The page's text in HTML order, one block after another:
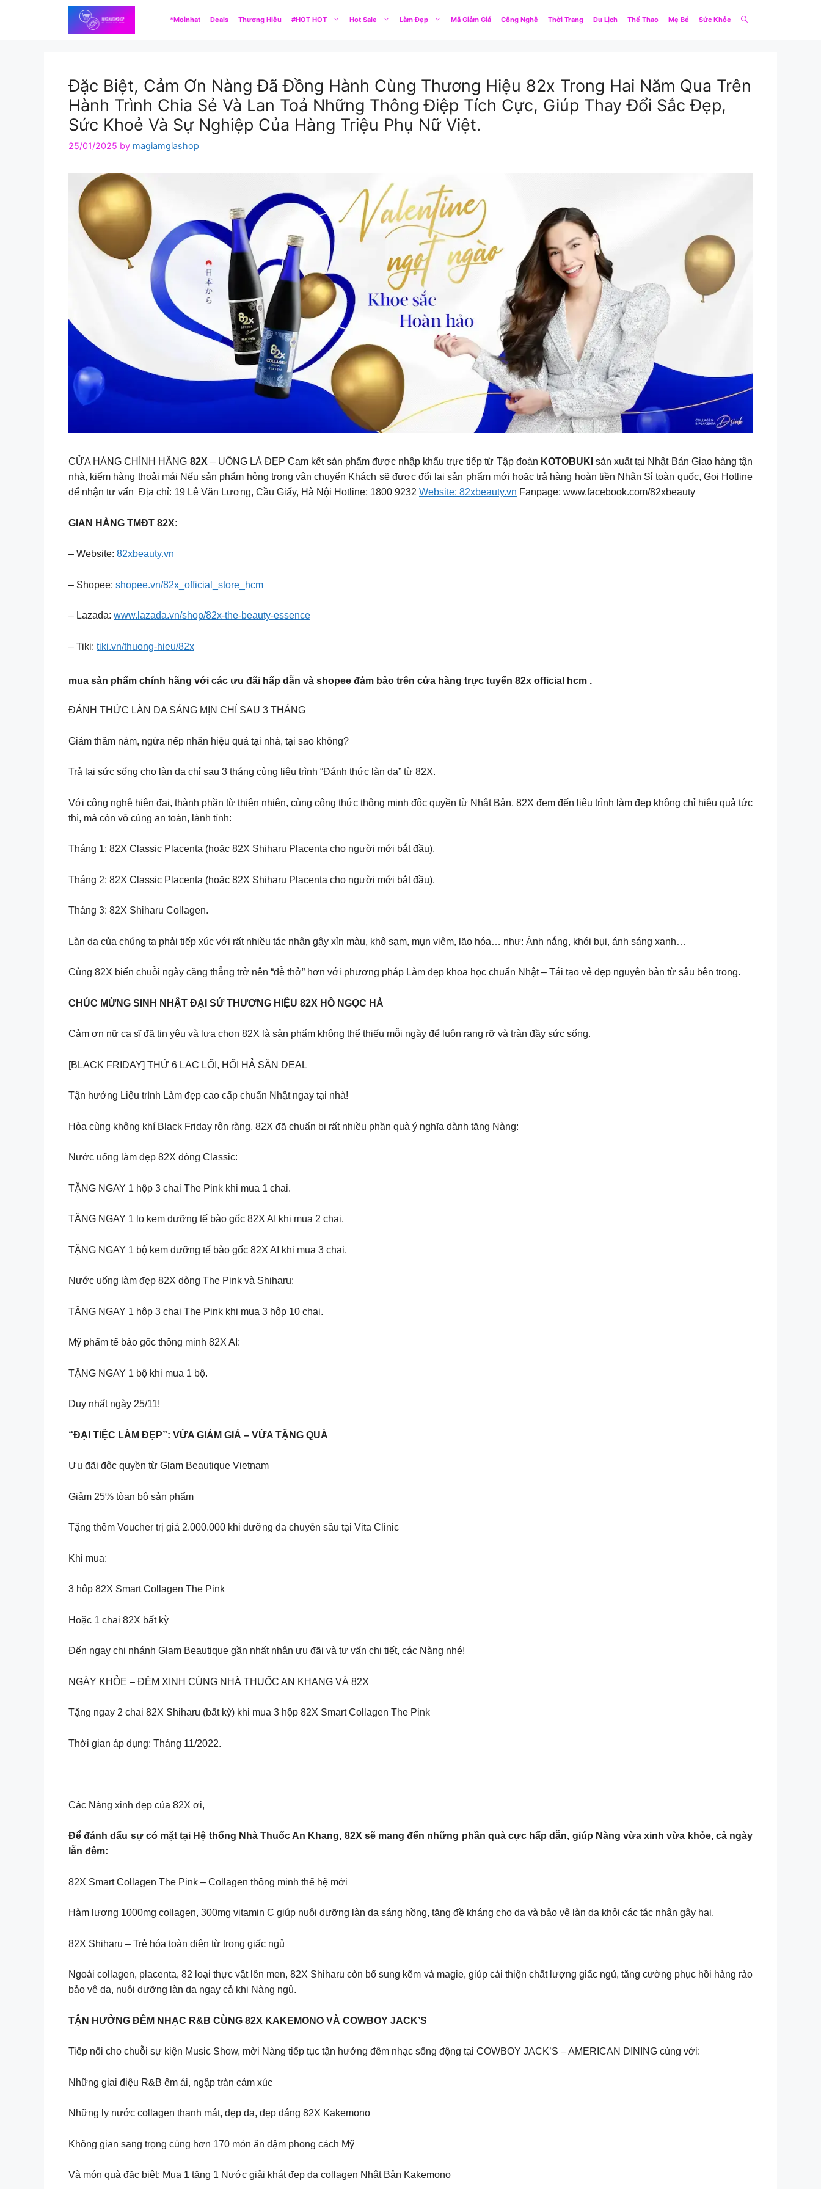
*Moinhat Deals Thương Hiệu #HOT HOT Hot Sale Làm Đẹp Mã Giảm Giá Công Nghệ Thời Trang Du Lịch Thể Thao Mẹ Bé Sức Khỏe
Đặc Biệt, Cảm Ơn Nàng Đã Đồng Hành Cùng Thương Hiệu 82x Trong Hai Năm Qua Trên
Hành Trình Chia Sẻ Và Lan Toả Những Thông Điệp Tích Cực, Giúp Thay Đổi Sắc Đẹp,
Sức Khoẻ Và Sự Nghiệp Của Hàng Triệu Phụ Nữ Việt.
25/01/2025 by magiamgiashop
CỬA HÀNG CHÍNH HÃNG 82X – UỐNG LÀ ĐẸP Cam kết sản phẩm được nhập khẩu trực tiếp từ Tập đoàn KOTOBUKI sản xuất tại Nhật Bản Giao hàng tận
nhà, kiểm hàng thoải mái Nếu sản phẩm hỏng trong vận chuyển Khách sẽ được đổi lại sản phẩm mới hoặc trả hàng hoàn tiền Nhận Sỉ toàn quốc, Gọi Hotline
để nhận tư vấn Địa chỉ: 19 Lê Văn Lương, Cầu Giấy, Hà Nội Hotline: 1800 9232 Website: 82xbeauty.vn Fanpage: www.facebook.com/82xbeauty
GIAN HÀNG TMĐT 82X:
– Website: 82xbeauty.vn
– Shopee: shopee.vn/82x_official_store_hcm
– Lazada: www.lazada.vn/shop/82x-the-beauty-essence
– Tiki: tiki.vn/thuong-hieu/82x
mua sản phẩm chính hãng với các ưu đãi hấp dẫn và shopee đảm bảo trên cửa hàng trực tuyến 82x official hcm .
ĐÁNH THỨC LÀN DA SÁNG MỊN CHỈ SAU 3 THÁNG
Giảm thâm nám, ngừa nếp nhăn hiệu quả tại nhà, tại sao không?
Trả lại sức sống cho làn da chỉ sau 3 tháng cùng liệu trình “Đánh thức làn da” từ 82X.
Với công nghệ hiện đại, thành phần từ thiên nhiên, cùng công thức thông minh độc quyền từ Nhật Bản, 82X đem đến liệu trình làm đẹp không chỉ hiệu quả tức
thì, mà còn vô cùng an toàn, lành tính:
Tháng 1: 82X Classic Placenta (hoặc 82X Shiharu Placenta cho người mới bắt đầu).
Tháng 2: 82X Classic Placenta (hoặc 82X Shiharu Placenta cho người mới bắt đầu).
Tháng 3: 82X Shiharu Collagen.
Làn da của chúng ta phải tiếp xúc với rất nhiều tác nhân gây xỉn màu, khô sạm, mụn viêm, lão hóa… như: Ánh nắng, khói bụi, ánh sáng xanh…
Cùng 82X biến chuỗi ngày căng thẳng trở nên “dễ thở” hơn với phương pháp Làm đẹp khoa học chuẩn Nhật – Tái tạo vẻ đẹp nguyên bản từ sâu bên trong.
CHÚC MỪNG SINH NHẬT ĐẠI SỨ THƯƠNG HIỆU 82X HỒ NGỌC HÀ
Cảm ơn nữ ca sĩ đã tin yêu và lựa chọn 82X là sản phẩm không thể thiếu mỗi ngày để luôn rạng rỡ và tràn đầy sức sống.
[BLACK FRIDAY] THỨ 6 LẠC LỐI, HỐI HẢ SĂN DEAL
Tận hưởng Liệu trình Làm đẹp cao cấp chuẩn Nhật ngay tại nhà!
Hòa cùng không khí Black Friday rộn ràng, 82X đã chuẩn bị rất nhiều phần quà ý nghĩa dành tặng Nàng:
Nước uống làm đẹp 82X dòng Classic:
TẶNG NGAY 1 hộp 3 chai The Pink khi mua 1 chai.
TẶNG NGAY 1 lọ kem dưỡng tế bào gốc 82X AI khi mua 2 chai.
TẶNG NGAY 1 bộ kem dưỡng tế bào gốc 82X AI khi mua 3 chai.
Nước uống làm đẹp 82X dòng The Pink và Shiharu:
TẶNG NGAY 1 hộp 3 chai The Pink khi mua 3 hộp 10 chai.
Mỹ phẩm tế bào gốc thông minh 82X AI:
TẶNG NGAY 1 bộ khi mua 1 bộ.
Duy nhất ngày 25/11!
“ĐẠI TIỆC LÀM ĐẸP”: VỪA GIẢM GIÁ – VỪA TẶNG QUÀ
Ưu đãi độc quyền từ Glam Beautique Vietnam
Giảm 25% tòan bộ sản phẩm
Tặng thêm Voucher trị giá 2.000.000 khi dưỡng da chuyên sâu tại Vita Clinic
Khi mua:
3 hộp 82X Smart Collagen The Pink
Hoặc 1 chai 82X bất kỳ
Đến ngay chi nhánh Glam Beautique gần nhất nhận ưu đãi và tư vấn chi tiết, các Nàng nhé!
NGÀY KHỎE – ĐÊM XINH CÙNG NHÀ THUỐC AN KHANG VÀ 82X
Tặng ngay 2 chai 82X Shiharu (bất kỳ) khi mua 3 hộp 82X Smart Collagen The Pink
Thời gian áp dụng: Tháng 11/2022.
Các Nàng xinh đẹp của 82X ơi,
Để đánh dấu sự có mặt tại Hệ thống Nhà Thuốc An Khang, 82X sẽ mang đến những phần quà cực hấp dẫn, giúp Nàng vừa xinh vừa khỏe, cả ngày
lẫn đêm:
82X Smart Collagen The Pink – Collagen thông minh thế hệ mới
Hàm lượng 1000mg collagen, 300mg vitamin C giúp nuôi dưỡng làn da sáng hồng, tăng đề kháng cho da và bảo vệ làn da khỏi các tác nhân gây hại.
82X Shiharu – Trẻ hóa toàn diện từ trong giấc ngủ
Ngoài collagen, placenta, 82 loại thực vật lên men, 82X Shiharu còn bổ sung kẽm và magie, giúp cải thiện chất lượng giấc ngủ, tăng cường phục hồi hàng rào
bảo vệ da, nuôi dưỡng làn da ngay cả khi Nàng ngủ.
TẬN HƯỞNG ĐÊM NHẠC R&B CÙNG 82X KAKEMONO VÀ COWBOY JACK’S
Tiếp nối cho chuỗi sự kiện Music Show, mời Nàng tiếp tục tận hưởng đêm nhạc sống động tại COWBOY JACK’S – AMERICAN DINING cùng với:
Những giai điệu R&B êm ái, ngập tràn cảm xúc
Những ly nước collagen thanh mát, đẹp da, đẹp dáng 82X Kakemono
Không gian sang trọng cùng hơn 170 món ăn đậm phong cách Mỹ
Và món quà đặc biệt: Mua 1 tặng 1 Nước giải khát đẹp da collagen Nhật Bản Kakemono